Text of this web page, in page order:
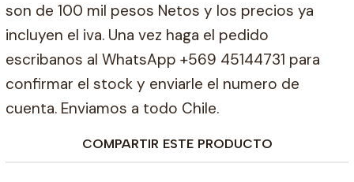
son de 100 mil pesos Netos y los precios ya
incluyen el iva. Una vez haga el pedido
escribanos al WhatsApp +569 45144731 para
confirmar el stock y enviarle el numero de
cuenta. Enviamos a todo Chile.
COMPARTIR ESTE PRODUCTO